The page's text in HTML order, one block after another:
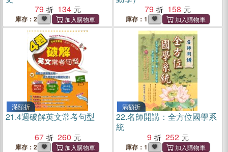
79
134
庫存：2
79
158
庫存：1
滿額折
21.4週破解英文常考句型
67
260
庫存：2
滿額折
22.名師開講：全方位國學系
統
9
252
庫存：1